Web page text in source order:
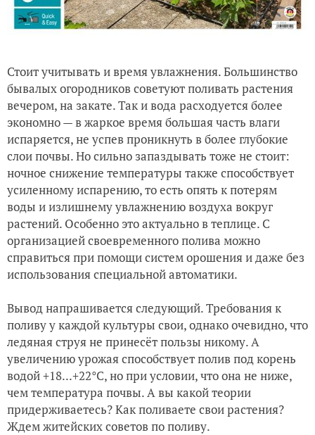
Стоит учитывать и время увлажнения. Большинство
бывалых огородников советуют поливать растения
вечером, на закате. Так и вода расходуется более
экономно — в жаркое время большая часть влаги
испаряется, не успев проникнуть в более глубокие
слои почвы. Но сильно запаздывать тоже не стоит:
ночное снижение температуры также способствует
усиленному испарению, то есть опять к потерям
воды и излишнему увлажнению воздуха вокруг
растений. Особенно это актуально в теплице. С
организацией своевременного полива можно
справиться при помощи систем орошения и даже без
использования специальной автоматики.
Вывод напрашивается следующий. Требования к
поливу у каждой культуры свои, однако очевидно, что
ледяная струя не принесёт пользы никому. А
увеличению урожая способствует полив под корень
водой +18...+22°С, но при условии, что она не ниже,
чем температура почвы. А вы какой теории
придерживаетесь? Как поливаете свои растения?
Ждем житейских советов по поливу.